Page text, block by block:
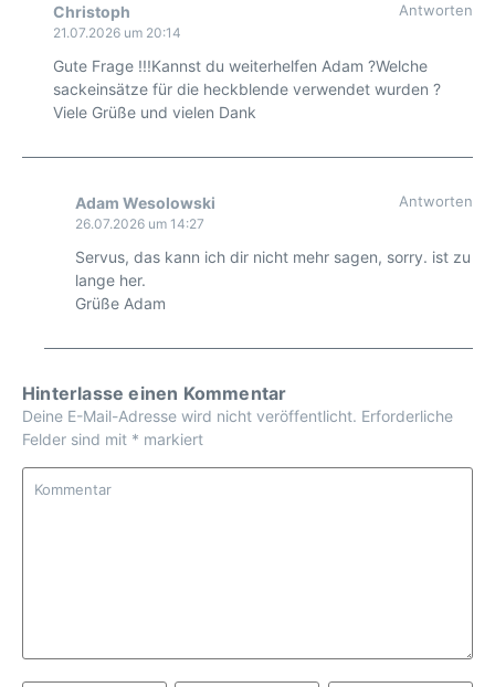
Christoph
21.07.2026 um 20:14
Antworten
Gute Frage !!!Kannst du weiterhelfen Adam ?Welche
sackeinsätze für die heckblende verwendet wurden ?
Viele Grüße und vielen Dank
Adam Wesolowski
26.07.2026 um 14:27
Antworten
Servus, das kann ich dir nicht mehr sagen, sorry. ist zu
lange her.
Grüße Adam
Hinterlasse einen Kommentar
Deine E-Mail-Adresse wird nicht veröffentlicht. Erforderliche
Felder sind mit * markiert